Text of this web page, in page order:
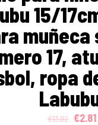
15/
muñeca
17,
ropa
€13.02 Original
€2.81